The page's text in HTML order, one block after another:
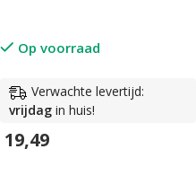
Op voorraad
Verwachte levertijd:
vrijdag in huis!
19,49